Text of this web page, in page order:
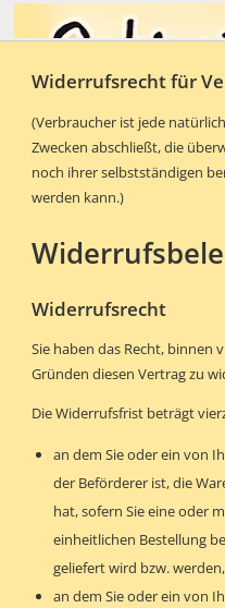
Widerrufsrecht für
(Verbraucher ist jede
Zwecken abschließt, die
noch ihrer selbstständigen
werden kann.)
Widerrufsrecht
Sie haben das Recht, binnen
Gründen diesen Vertrag zu
Die Widerrufsfrist beträgt
an dem Sie oder ein von
der Beförderer ist, die
hat, sofern Sie eine oder
einheitlichen Bestellung
geliefert wird bzw.
an dem Sie oder ein von